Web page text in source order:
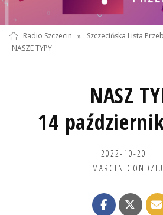
Radio Szczecin » Szczecińska Lista
NASZE TYPY
NASZ
14
2022-10-20
MARCIN